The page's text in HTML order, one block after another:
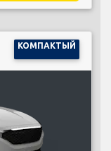
КОМПАКТЫЙ